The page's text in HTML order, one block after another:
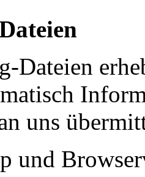
Dateien
uns
und